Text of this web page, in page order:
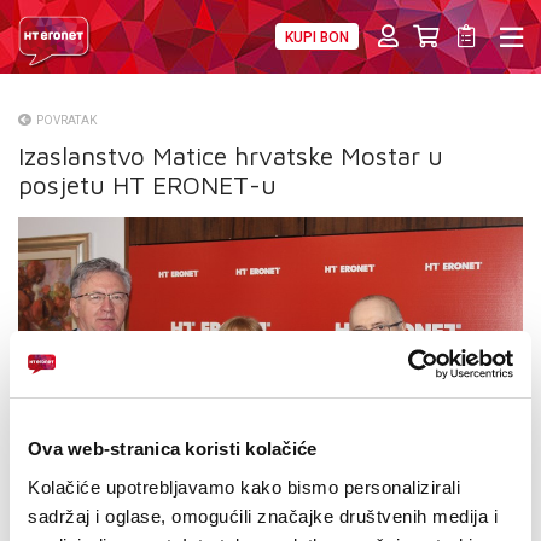
Ova web-stranica koristi kolačiće
Kolačiće upotrebljavamo kako bismo personalizirali
sadržaj i oglase, omogućili značajke društvenih medija i
KUPI BON
O NAMA
NATJEČAJI
VELEPRODAJA
KONTAKTI
E-RAČUN
POVRATAK
Izaslanstvo Matice hrvatske Mostar u
posjetu HT ERONET-u